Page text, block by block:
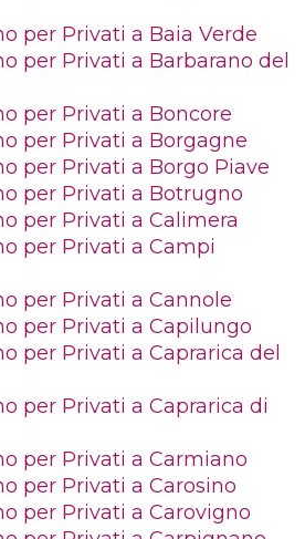
per Privati a Baia Verde
per Privati a Barbarano del
per Privati a Boncore
per Privati a Borgagne
per Privati a Borgo Piave
per Privati a Botrugno
per Privati a Calimera
per Privati a Campi
per Privati a Cannole
per Privati a Capilungo
per Privati a Caprarica del
per Privati a Caprarica di
per Privati a Carmiano
per Privati a Carosino
per Privati a Carovigno